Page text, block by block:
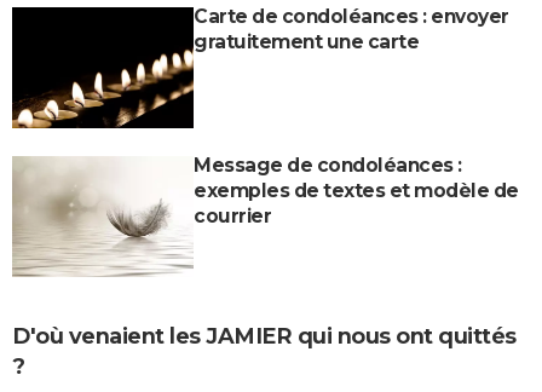
Carte de condoléances : envoyer
gratuitement une carte
Message de condoléances :
exemples de textes et modèle de
courrier
D'où venaient les JAMIER qui nous ont quittés
?